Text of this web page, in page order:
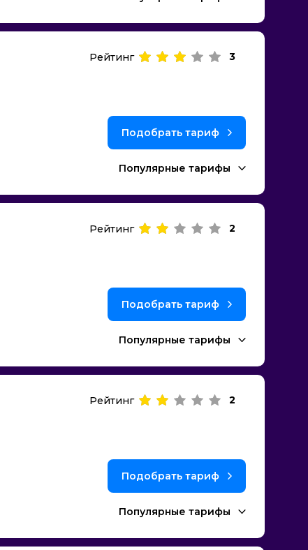
Рейтинг 3
Подобрать тариф
Популярные тарифы
Рейтинг 2
Подобрать тариф
Популярные тарифы
Рейтинг 2
Подобрать тариф
Популярные тарифы